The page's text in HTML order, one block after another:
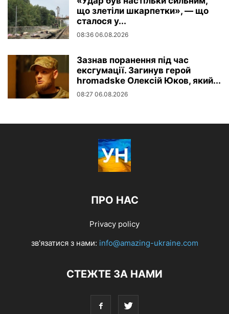
що злетіли шкарпетки», — що
сталося у...
08:36 06.08.2026
Зазнав поранення під час
ексгумації. Загинув герой
hromadske Олексій Юков, який...
08:27 06.08.2026
ПРО НАС
Privacy policy
зв'язатися з нами: info@amazing-ukraine.com
СТЕЖТЕ ЗА НАМИ